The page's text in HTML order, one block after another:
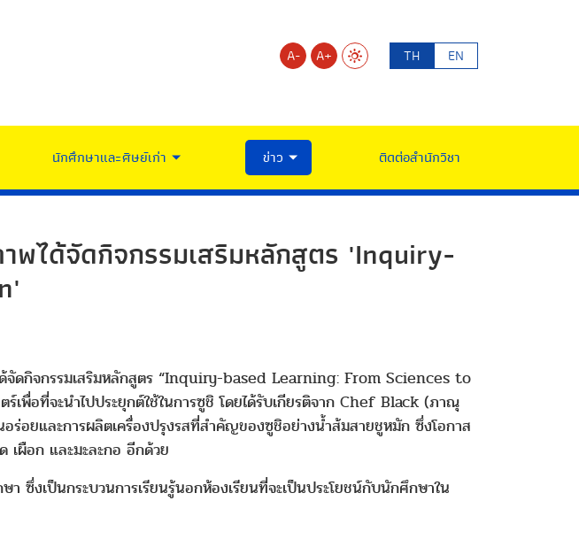
A- A+ TH EN
นักศึกษาและศิษย์เก่า ข่าว ติดต่อสำนักวิชา
พได้จัดกิจกรรมเสริมหลักสูตร 'Inquiry-
จัดกิจกรรมเสริมหลักสูตร “Inquiry-based Learning: From Sciences to
พื่อที่จะนำไปประยุกต์ใช้ในการซูชิ โดยได้รับเกียรติจาก Chef Black (ภาณุ
ยและการผลิตเครื่องปรุงรสที่สำคัญของซูชิอย่างน้ำส้มสายชูหมัก ซึ่งโอกาส
เผือก และมะละกอ อีกด้วย
ซึ่งเป็นกระบวนการเรียนรู้นอกห้องเรียนที่จะเป็นประโยชน์กับนักศึกษาใน